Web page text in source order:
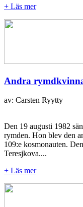
+ Läs mer
Andra
av: Carsten Ryytty
Den 19 augusti 1982
rymden. Hon blev den
109:e kosmonauten.
Teresjkova....
+ Läs mer